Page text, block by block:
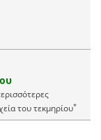
του τεκμηρίου*